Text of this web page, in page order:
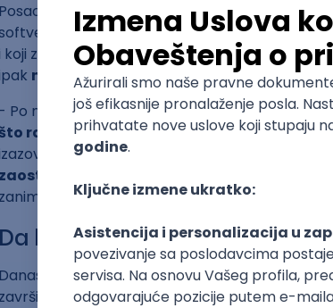
Posao programera je često izazovan,
u Infostudu. On objašnjava da se
koji zahtevaju dane provedene ispred
nije svako spreman da se posveti tome.
- Po mom mišljenju,programiranje nije za
radiš
, a kodprogramiranja je to veoma
kadaimaš mnogo posla, a ako se
zaostaneš i propustiš bitne izmene
.
zanimljivo i to me motiviše da se razvijam sve
Da li se lako postaje
Danas, popularizacijom IT sektora, često se
završiti formalno obrazovanje ili ipak završiti